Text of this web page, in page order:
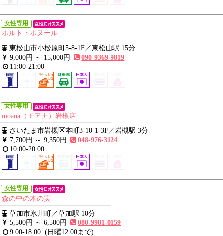
女性専用
ポルト・ボヌール
東松山市小松原町5-8-1F／東松山駅 15分
9,000円 ～ 15,000円
090-9369-9819
11:00-21:00
女性専用
moana（モアナ）岩槻店
さいたま市岩槻区本町3-10-1-3F／岩槻駅 3分
7,700円 ～9,350円
048-976-3124
10:00-20:00
女性専用
森の中の木の実
草加市氷川町／草加駅 10分
5,500円 ～6,500円
080-9981-0159
9:00-18:00 (日曜12:00まで)